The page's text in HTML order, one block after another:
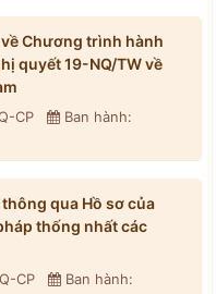
Chương trình hành
quyết 19-NQ/TW về
CP
Ban hành:
qua Hồ sơ của
thống nhất các
CP
Ban hành: